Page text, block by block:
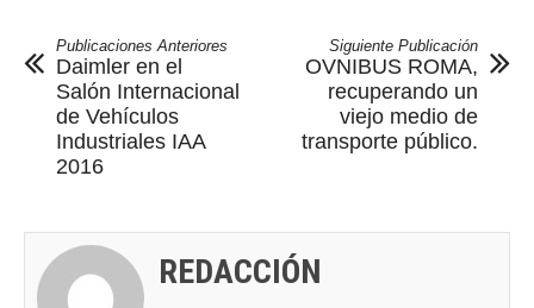
Publicaciones Anteriores
Daimler en el
Salón Internacional
de Vehículos
Industriales IAA
2016
Siguiente Publicación
OVNIBUS ROMA,
recuperando un
viejo medio de
transporte público.
REDACCIÓN